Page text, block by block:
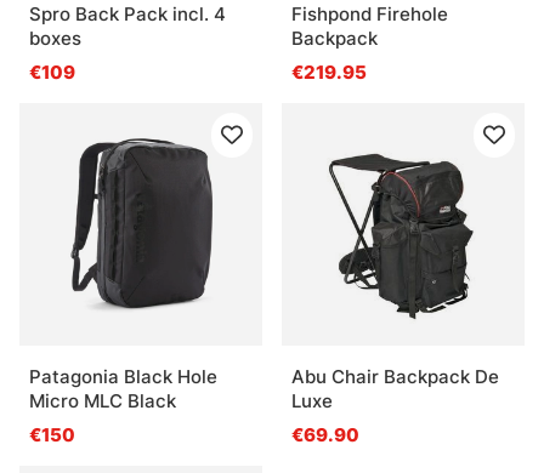
Spro Back Pack incl. 4
boxes
€109
Fishpond Firehole
Backpack
€219.95
Patagonia Black Hole
Micro MLC Black
€150
Abu Chair Backpack De
Luxe
€69.90